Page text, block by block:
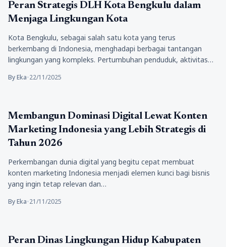
Pendidikan
Peran Strategis DLH Kota Bengkulu dalam
Menjaga Lingkungan Kota
Kota Bengkulu, sebagai salah satu kota yang terus
berkembang di Indonesia, menghadapi berbagai tantangan
lingkungan yang kompleks. Pertumbuhan penduduk, aktivitas…
By Eka•22/11/2025
Pendidikan
Membangun Dominasi Digital Lewat Konten
Marketing Indonesia yang Lebih Strategis di
Tahun 2026
Perkembangan dunia digital yang begitu cepat membuat
konten marketing Indonesia menjadi elemen kunci bagi bisnis
yang ingin tetap relevan dan…
By Eka•21/11/2025
Bisnis
Peran Dinas Lingkungan Hidup Kabupaten